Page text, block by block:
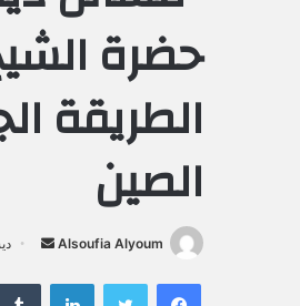
حضرة
الطريقة
الصين
Alsoufia Alyoum
فيسبوك لينكدإن